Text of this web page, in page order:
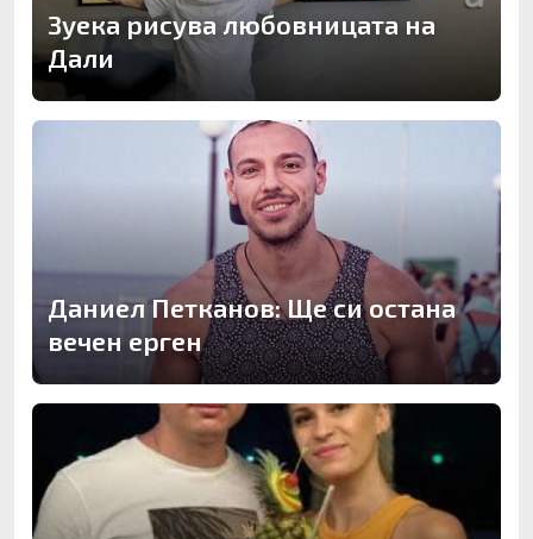
Зуека рисува любовницата на
Дали
Даниел Петканов: Ще си остана
вечен ерген